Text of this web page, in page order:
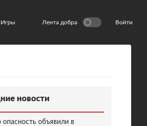
Игры Лента добра Войти
новости
опасность объявили в